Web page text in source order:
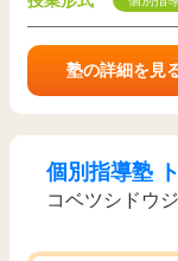
塾の詳細を見
個別指導塾
コベツシドウ